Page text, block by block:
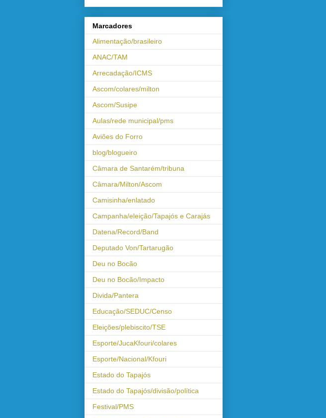
Marcadores
Alimentação/brasileiro
ANAC/TAM
Arrecadação/ICMS
Ascom/colares/milton
Ascom/Susipe
Aulas/rede municipal/pms
Aviões do Forro
blog/blogueiro
Câmara de Santarém/tribuna
Câmara/Milton/Ascom
Camisinha/enlatado
Campanha/eleição/Tapajós e Carajás
Datena/Record/Band
Deputado Von/Tartarugão
Deu no Bocão
Deu no Bocão/Impacto
Divida/Pantera
Educação/SEDUC/Censo
Eleições/plebiscito/TSE
Esporte/JucaKfouri/colares
Esporte/Nacional/Kfouri
Estado do Tapajós
Estado do Tapajós/divisão/política
Festival/PMS